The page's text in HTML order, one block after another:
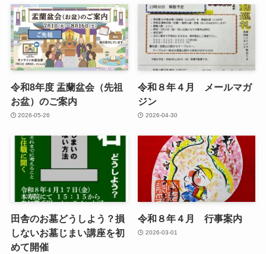
令和8年度 盂蘭盆会（先祖
お盆）のご案内
2026-05-26
令和８年４月 メールマガ
ジン
2026-04-30
田舎のお墓どうしよう？損
しないお墓じまい講座を初
めて開催
令和８年４月 行事案内
2026-03-01